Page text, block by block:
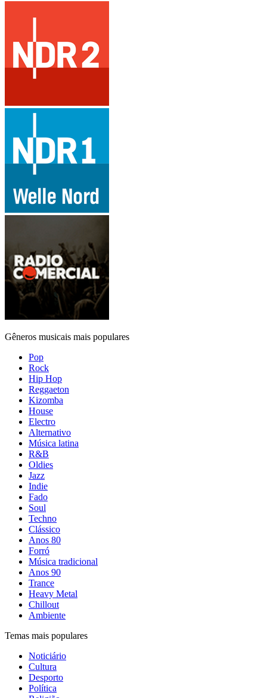
Gêneros musicais mais populares
Pop
Rock
Hip Hop
Reggaeton
Kizomba
House
Electro
Alternativo
Música latina
R&B
Oldies
Jazz
Indie
Fado
Soul
Techno
Clássico
Anos 80
Forró
Música tradicional
Anos 90
Trance
Heavy Metal
Chillout
Ambiente
Temas mais populares
Noticiário
Cultura
Desporto
Política